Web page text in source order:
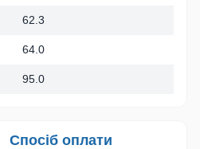
62.3
64.0
95.0
Спосіб оплати